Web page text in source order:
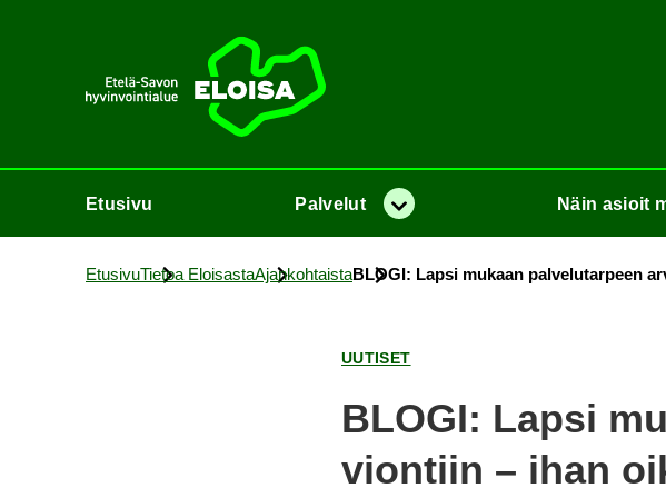
Etusi­vu
Etusi­vu Pal­ve­lut Va­lik­ko Näin asioit
Etusi­vuTie­toa Eloi­sas­taAjan­koh­tais­taBLOGI: Lapsi mu­kaan pal­ve­lu­tar­peen
UU­TI­SET
BLOGI: Lapsi
vion­tiin – ihan